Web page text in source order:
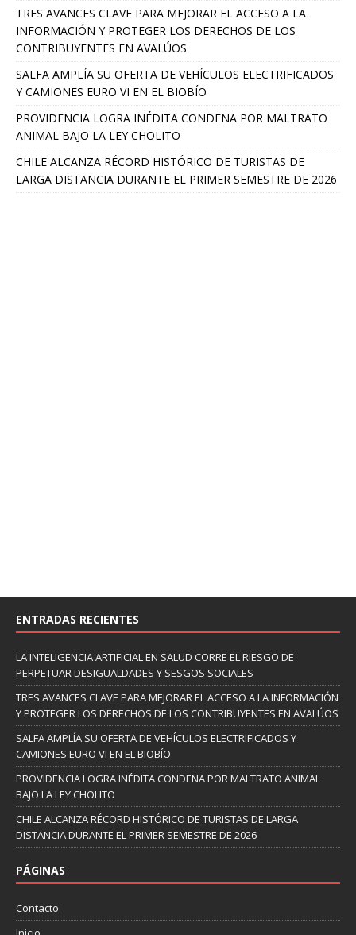
TRES AVANCES CLAVE PARA MEJORAR EL ACCESO A LA
INFORMACIÓN Y PROTEGER LOS DERECHOS DE LOS
CONTRIBUYENTES EN AVALÚOS
SALFA AMPLÍA SU OFERTA DE VEHÍCULOS ELECTRIFICADOS
Y CAMIONES EURO VI EN EL BIOBÍO
PROVIDENCIA LOGRA INÉDITA CONDENA POR MALTRATO
ANIMAL BAJO LA LEY CHOLITO
CHILE ALCANZA RÉCORD HISTÓRICO DE TURISTAS DE
LARGA DISTANCIA DURANTE EL PRIMER SEMESTRE DE 2026
ENTRADAS RECIENTES
LA INTELIGENCIA ARTIFICIAL EN SALUD CORRE EL RIESGO DE
PERPETUAR DESIGUALDADES Y SESGOS SOCIALES
TRES AVANCES CLAVE PARA MEJORAR EL ACCESO A LA INFORMACIÓN
Y PROTEGER LOS DERECHOS DE LOS CONTRIBUYENTES EN AVALÚOS
SALFA AMPLÍA SU OFERTA DE VEHÍCULOS ELECTRIFICADOS Y
CAMIONES EURO VI EN EL BIOBÍO
PROVIDENCIA LOGRA INÉDITA CONDENA POR MALTRATO ANIMAL
BAJO LA LEY CHOLITO
CHILE ALCANZA RÉCORD HISTÓRICO DE TURISTAS DE LARGA
DISTANCIA DURANTE EL PRIMER SEMESTRE DE 2026
PÁGINAS
Contacto